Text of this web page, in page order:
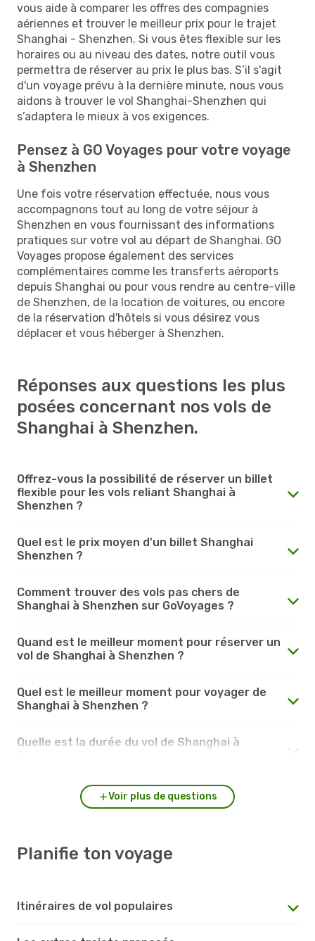
vous aide à comparer les offres des compagnies
aériennes et trouver le meilleur prix pour le trajet
Shanghai - Shenzhen. Si vous êtes flexible sur les
horaires ou au niveau des dates, notre outil vous
permettra de réserver au prix le plus bas. S’il s'agit
d'un voyage prévu à la dernière minute, nous vous
aidons à trouver le vol Shanghai-Shenzhen qui
s’adaptera le mieux à vos exigences.
Pensez à GO Voyages pour votre voyage
à Shenzhen
Une fois votre réservation effectuée, nous vous
accompagnons tout au long de votre séjour à
Shenzhen en vous fournissant des informations
pratiques sur votre vol au départ de Shanghai. GO
Voyages propose également des services
complémentaires comme les transferts aéroports
depuis Shanghai ou pour vous rendre au centre-ville
de Shenzhen, de la location de voitures, ou encore
de la réservation d'hôtels si vous désirez vous
déplacer et vous héberger à Shenzhen.
Réponses aux questions les plus
posées concernant nos vols de
Shanghai à Shenzhen.
Offrez-vous la possibilité de réserver un billet
flexible pour les vols reliant Shanghai à
Shenzhen ?
Quel est le prix moyen d'un billet Shanghai
Shenzhen ?
Comment trouver des vols pas chers de
Shanghai à Shenzhen sur GoVoyages ?
Quand est le meilleur moment pour réserver un
vol de Shanghai à Shenzhen ?
Quel est le meilleur moment pour voyager de
Shanghai à Shenzhen ?
Quelle est la durée du vol de Shanghai à
Voir plus de questions
Planifie ton voyage
Itinéraires de vol populaires